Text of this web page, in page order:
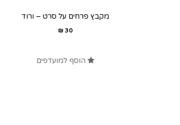
מקבץ פרחים על סרט – ורוד
30
₪
הוסף למועדפים